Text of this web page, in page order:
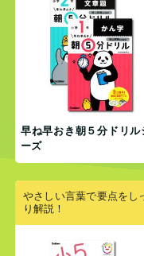
早ね早おき朝５分ドリル
ーズ
やさしい言葉で要点をし
り解説！